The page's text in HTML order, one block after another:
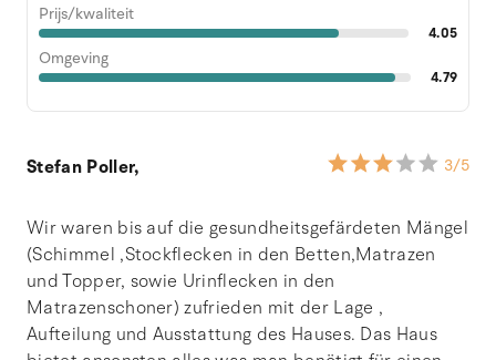
Prijs/kwaliteit
4.05
Omgeving
4.79
Stefan Poller, 3/5
Wir waren bis auf die gesundheitsgefärdeten Mängel
(Schimmel ,Stockflecken in den Betten,Matrazen
und Topper, sowie Urinflecken in den
Matrazenschoner) zufrieden mit der Lage ,
Aufteilung und Ausstattung des Hauses. Das Haus